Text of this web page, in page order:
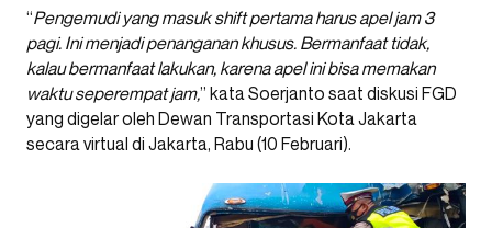
“Pengemudi yang masuk shift pertama harus apel jam 3
pagi. Ini menjadi penanganan khusus. Bermanfaat tidak,
kalau bermanfaat lakukan, karena apel ini bisa memakan
waktu seperempat jam,” kata Soerjanto saat diskusi FGD
yang digelar oleh Dewan Transportasi Kota Jakarta
secara virtual di Jakarta, Rabu (10 Februari).